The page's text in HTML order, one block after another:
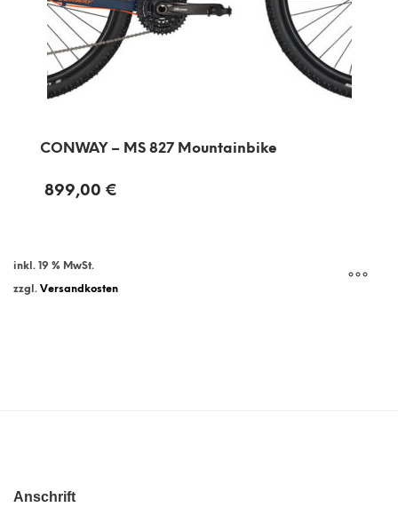
CONWAY – MS 827 Mountainbike
899,00 €
inkl. 19 % MwSt.
zzgl. Versandkosten
Anschrift